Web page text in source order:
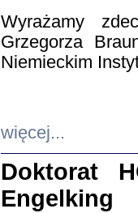
Wyrażamy
Grzegorza
Niemieckim
więcej...
Doktorat
Engelking